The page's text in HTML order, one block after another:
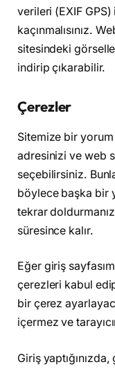
verileri (EXIF
kaçınmalısınız.
sitesindeki
indirip çıkarabilir.
Çerezler
Sitemize bir yorum
adresinizi ve web
seçebilirsiniz.
böylece başka bir
tekrar
süresince kalır.
Eğer giriş
çerezleri kabul
bir çerez
içermez ve
Giriş